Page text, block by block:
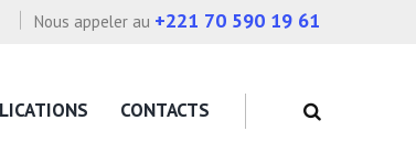
Nous appeler au +221 70 590 19 61
CONTACTS